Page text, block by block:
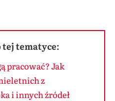
tej tematyce:
pracować? Jak
z
i innych źródeł